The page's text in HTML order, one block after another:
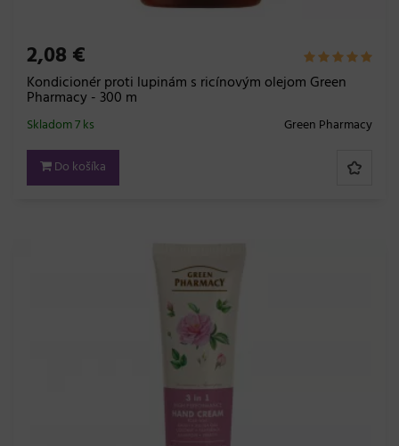
2,08 €
Kondicionér proti lupinám s ricínovým olejom Green
Pharmacy - 300 m
Green Pharmacy
Skladom 7 ks
Do košíka